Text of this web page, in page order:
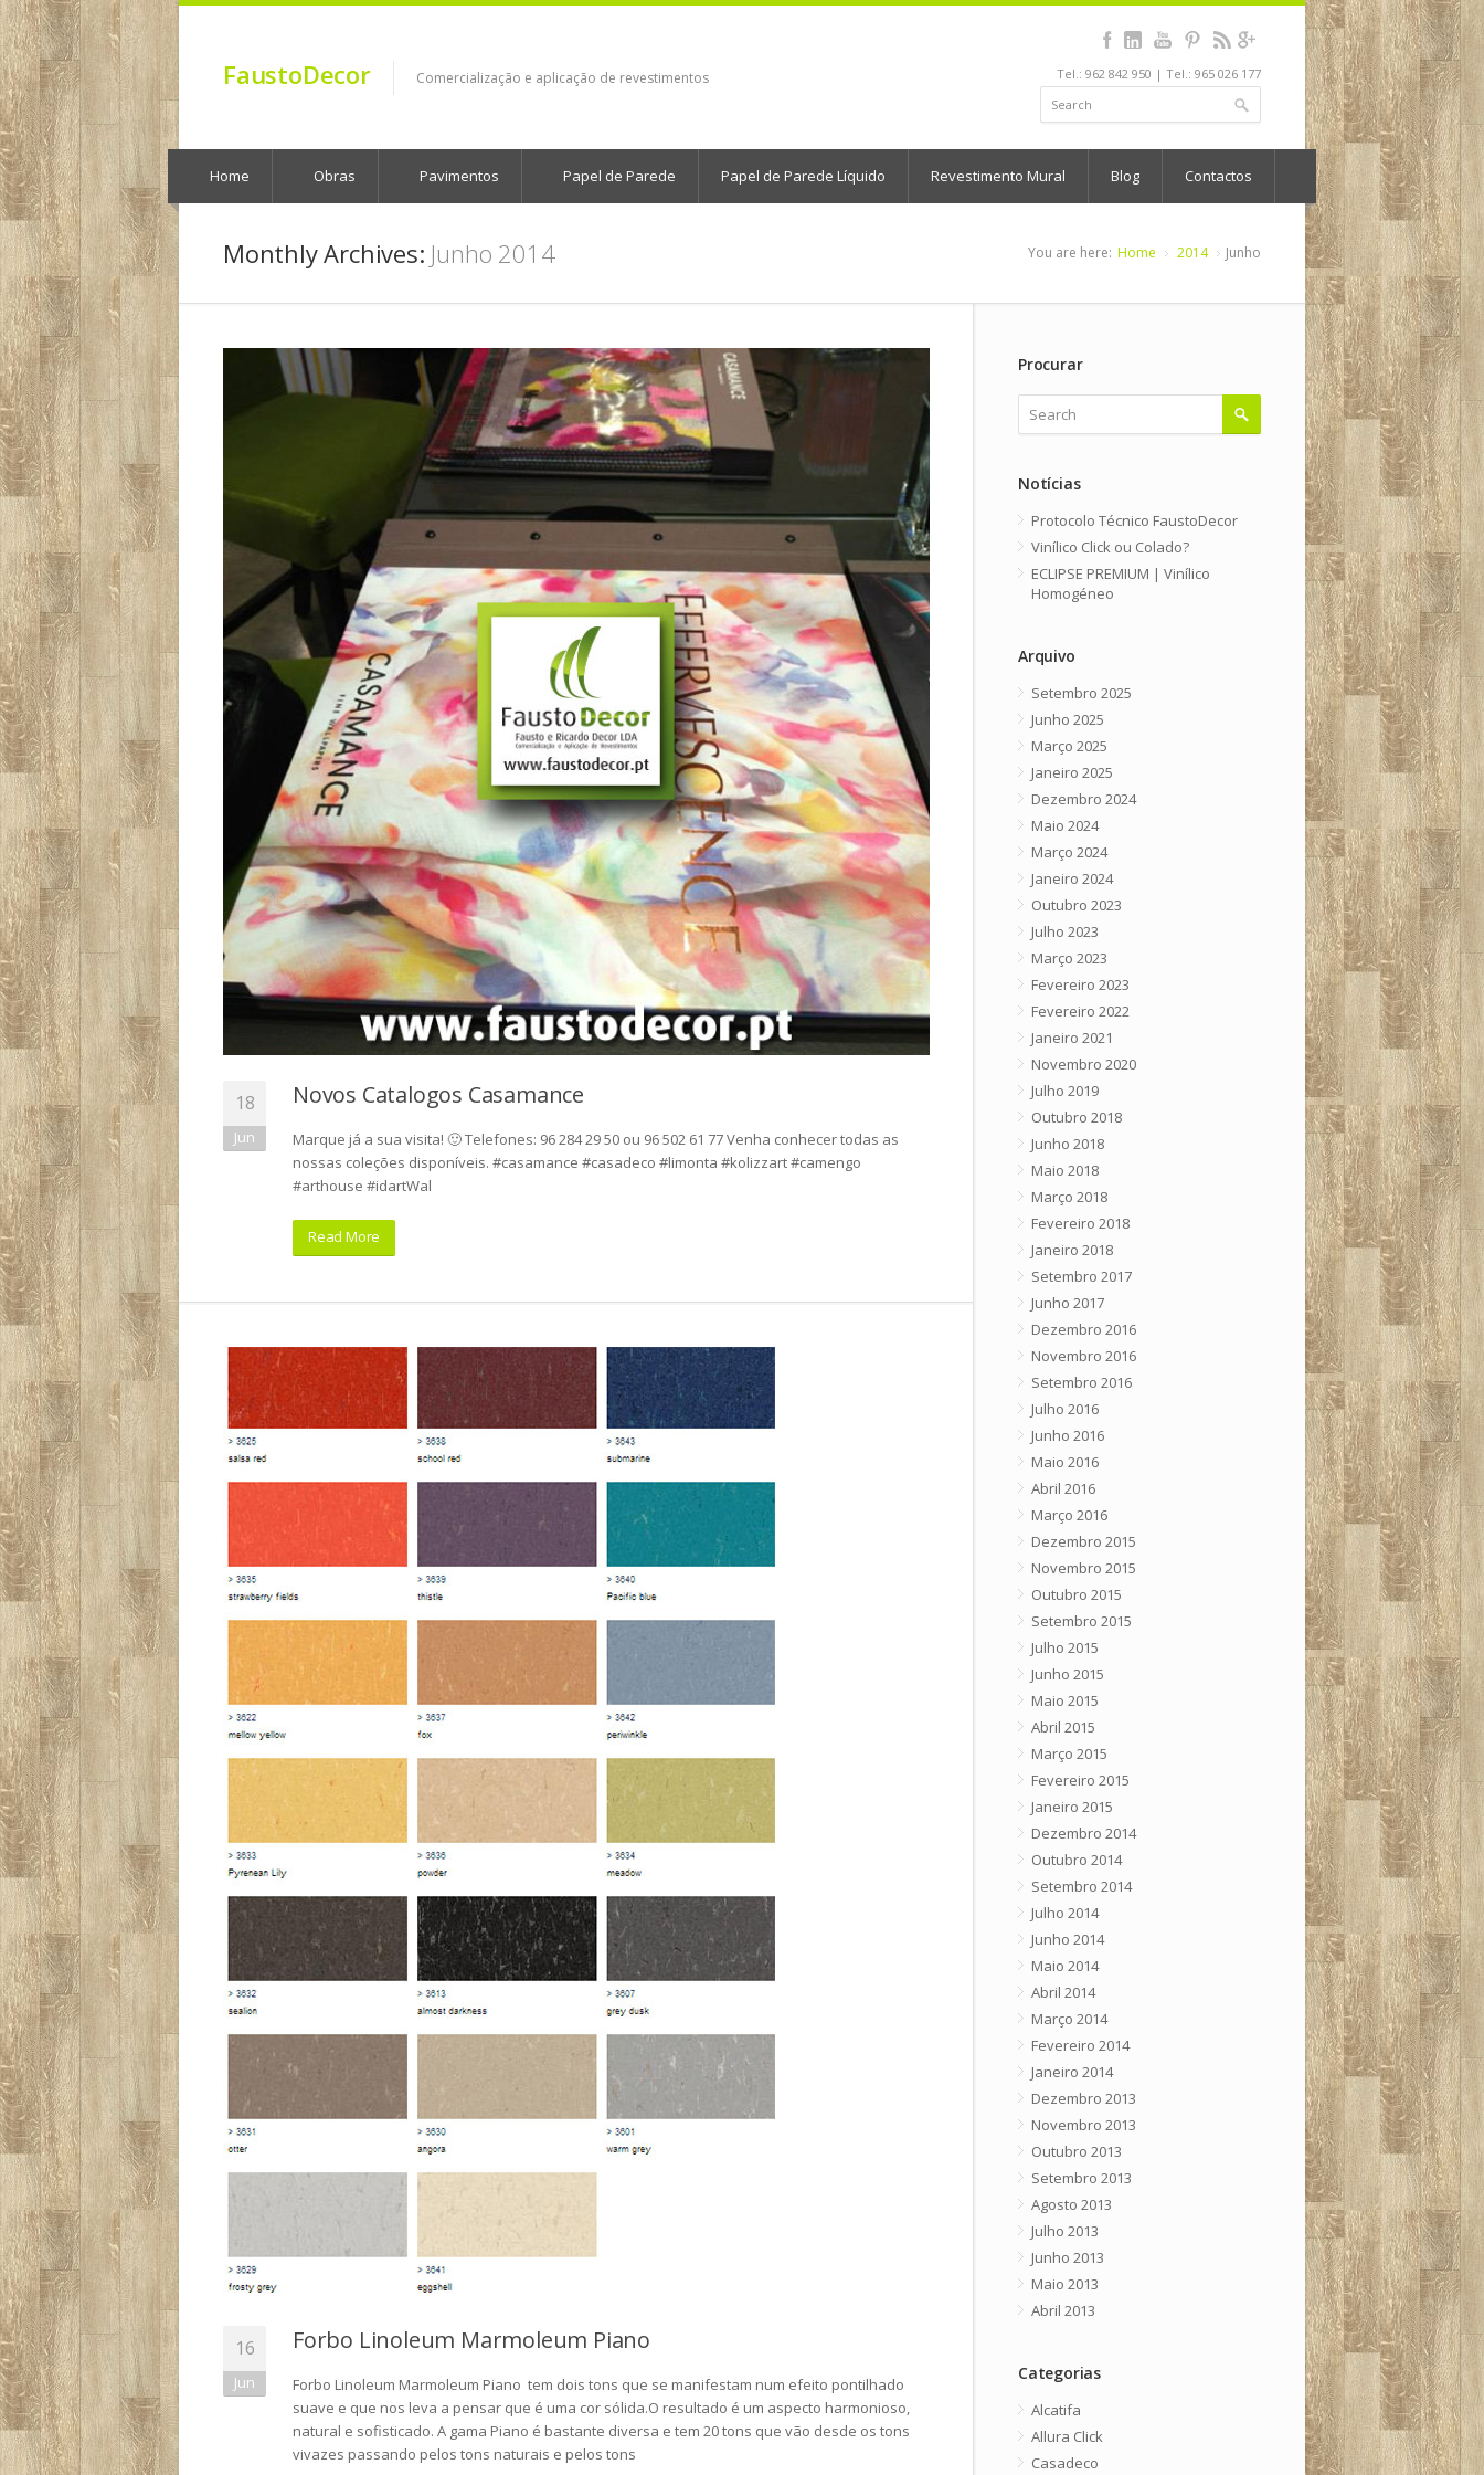
FaustoDecor Comercialização e aplicação de revestimentos Tel.: 962 842 950 | Tel.: 965 026 177
Home Obras Pavimentos Papel de Parede Papel de Parede Líquido Revestimento Mural Blog Contactos
Monthly Archives: Junho 2014 You are here: Home 2014 Junho
18
Jun
Novos Catalogos Casamance
Marque já a sua visita! 🙂 Telefones: 96 284 29 50 ou 96 502 61 77 Venha conhecer todas as
nossas coleções disponíveis. #casamance #casadeco #limonta #kolizzart #camengo
#arthouse #idartWal
Read More
16
Jun
Forbo Linoleum Marmoleum Piano
Forbo Linoleum Marmoleum Piano tem dois tons que se manifestam num efeito pontilhado
suave e que nos leva a pensar que é uma cor sólida.O resultado é um aspecto harmonioso,
natural e sofisticado. A gama Piano é bastante diversa e tem 20 tons que vão desde os tons
vivazes passando pelos tons naturais e pelos tons
Procurar
Notícias
Protocolo Técnico FaustoDecor
Vinílico Click ou Colado?
ECLIPSE PREMIUM | Vinílico
Homogéneo
Arquivo
Setembro 2025
Junho 2025
Março 2025
Janeiro 2025
Dezembro 2024
Maio 2024
Março 2024
Janeiro 2024
Outubro 2023
Julho 2023
Março 2023
Fevereiro 2023
Fevereiro 2022
Janeiro 2021
Novembro 2020
Julho 2019
Outubro 2018
Junho 2018
Maio 2018
Março 2018
Fevereiro 2018
Janeiro 2018
Setembro 2017
Junho 2017
Dezembro 2016
Novembro 2016
Setembro 2016
Julho 2016
Junho 2016
Maio 2016
Abril 2016
Março 2016
Dezembro 2015
Novembro 2015
Outubro 2015
Setembro 2015
Julho 2015
Junho 2015
Maio 2015
Abril 2015
Março 2015
Fevereiro 2015
Janeiro 2015
Dezembro 2014
Outubro 2014
Setembro 2014
Julho 2014
Junho 2014
Maio 2014
Abril 2014
Março 2014
Fevereiro 2014
Janeiro 2014
Dezembro 2013
Novembro 2013
Outubro 2013
Setembro 2013
Agosto 2013
Julho 2013
Junho 2013
Maio 2013
Abril 2013
Categorias
Alcatifa
Allura Click
Casadeco